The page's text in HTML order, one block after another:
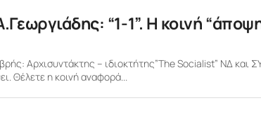
“1-1”. Η κοινή
Αρχισυντάκτης – ιδιοκτήτης”Τhe Socialist” ΝΔ και
Θέλετε η κοινή αναφορά...